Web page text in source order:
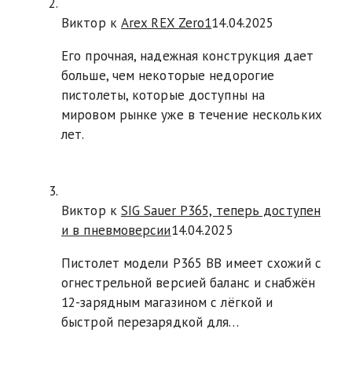
Виктор к Arex REX Zero114.04.2025
Его прочная, надежная конструкция дает
больше, чем некоторые недорогие
пистолеты, которые доступны на
мировом рынке уже в течение нескольких
лет.
Виктор к SIG Sauer P365, теперь доступен
и в пневмоверсии14.04.2025
Пистолет модели P365 BB имеет схожий с
огнестрельной версией баланс и снабжён
12-зарядным магазином с лёгкой и
быстрой перезарядкой для…